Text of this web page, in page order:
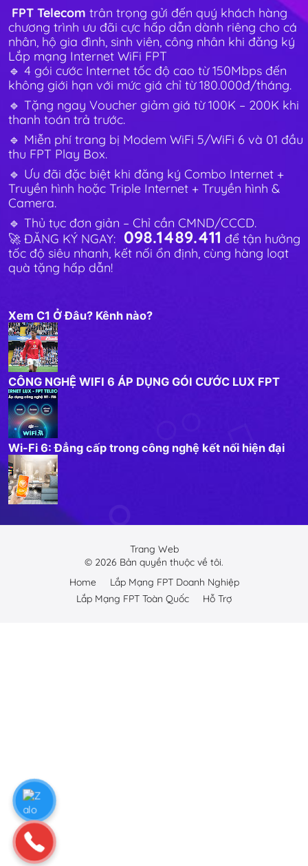
FPT Telecom trân trọng gửi đến quý khách hàng
chương trình ưu đãi cực hấp dẫn dành riêng cho cá
nhân, hộ gia đình, sinh viên, công nhân khi đăng ký
Lắp mạng Internet WiFi FPT
🔹 4 gói cước Internet tốc độ cao từ 150Mbps đến
không giới hạn với mức giá chỉ từ 180.000đ/tháng.
🔹 Tặng ngay Voucher giảm giá từ 100K – 200K khi
thanh toán trả trước.
🔹 Miễn phí trang bị Modem WiFi 5/WiFi 6 và 01 đầu
thu FPT Play Box.
🔹 Ưu đãi đặc biệt khi đăng ký Combo Internet +
Truyền hình hoặc Triple Internet + Truyền hình &
Camera.
🔹 Thủ tục đơn giản – Chỉ cần CMND/CCCD.
🚀 ĐĂNG KÝ NGAY: 098.1489.411 để tận hưởng
tốc độ siêu nhanh, kết nối ổn định, cùng hàng loạt
quà tặng hấp dẫn!
Xem C1 Ở Đâu? Kênh nào?
CÔNG NGHỆ WIFI 6 ÁP DỤNG GÓI CƯỚC LUX FPT
Wi-Fi 6: Đẳng cấp trong công nghệ kết nối hiện đại
Trang Web
© 2026 Bản quyền thuộc về tôi.
Home
Lắp Mạng FPT Doanh Nghiệp
Lắp Mạng FPT Toàn Quốc
Hỗ Trợ